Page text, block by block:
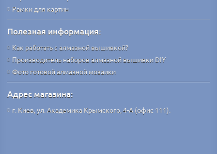
Рамки для картин
Полезная информация:
Как работать с алмазной вышивкой?
Производитель наборов алмазной вышивки DIY
Фото готовой алмазной мозаики
Адрес магазина:
г. Киев, ул. Академика Крымского, 4-А (офис 111).